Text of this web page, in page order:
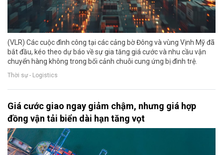
(VLR) Các cuộc đình công tại các cảng bờ Đông và vùng Vịnh Mỹ đã
bắt đầu, kéo theo dự báo về sự gia tăng giá cước và nhu cầu vận
chuyển hàng không trong bối cảnh chuỗi cung ứng bị đình trệ.
Thời sự - Logistics
Giá cước giao ngay giảm chậm, nhưng giá hợp
đồng vận tải biển dài hạn tăng vọt